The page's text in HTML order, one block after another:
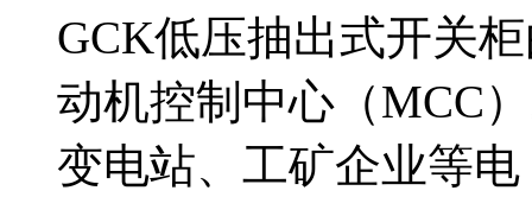
GCK低压抽出式开关
动机控制中心（MCC
变电站、工矿企业等电